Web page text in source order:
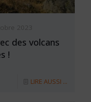
2023
des volcans
!
LIRE AUSSI ...